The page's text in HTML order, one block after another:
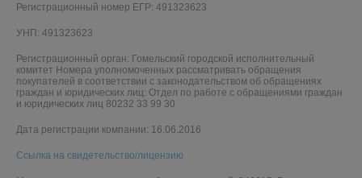
Регистрационный номер ЕГР: 491323623
УНП: 491323623
Регистрационный орган: Гомельский городской исполнительный
комитет Номера уполномоченных рассматривать обращения
покупателей в соответствии с законодательством об обращениях
граждан и юридических лиц: Отдел по работе с обращениями граждан
и юридических лиц 80232 33 99 30
Дата регистрации компании: 16.06.2016
Ссылка на свидетельство/лицензию